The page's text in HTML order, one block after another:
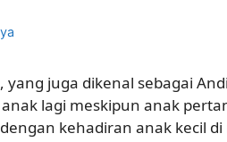
yang juga dikenal sebagai
lagi meskipun anak
kehadiran anak kecil